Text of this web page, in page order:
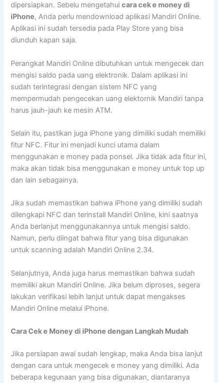
dipersiapkan. Sebelu mengetahuicara cek e money di
iPhone, Anda perlu mendownload aplikasi Mandiri Online.
Aplikasi ini sudah tersedia pada Play Store yang bisa
diunduh kapan saja.
Perangkat Mandiri Online dibutuhkan untuk mengecek dan
mengisi saldo pada uang elektronik. Dalam aplikasi ini
sudah terintegrasi dengan sistem NFC yang
mempermudah pengecekan uang elektornik Mandiri tanpa
harus jauh-jauh ke mesin ATM.
Selain itu, pastikan juga iPhone yang dimiliki sudah memiliki
fitur NFC. Fitur ini menjadi kunci utama dalam
menggunakan e money pada ponsel. Jika tidak ada fitur ini,
maka akan tidak bisa menggunakan e money untuk top up
dan lain sebagainya.
Jika sudah memastikan bahwa iPhone yang dimiliki sudah
dilengkapi NFC dan terinstall Mandiri Online, kini saatnya
Anda berlanjut menggunakannya untuk mengisi saldo.
Namun, perlu diingat bahwa fitur yang bisa digunakan
untuk scanning adalah Mandiri Online 2.34.
Selanjutnya, Anda juga harus memastikan bahwa sudah
memiliki akun Mandiri Online. Jika belum diproses, segera
lakukan verifikasi lebih lanjut untuk dapat mengakses
Mandiri Online melalui iPhone.
Cara Cek e Money di iPhone dengan Langkah Mudah
Jika persiapan awal sudah lengkap, maka Anda bisa lanjut
dengan cara untuk mengecek e money yang dimiliki. Ada
beberapa kegunaan yang bisa digunakan, diantaranya